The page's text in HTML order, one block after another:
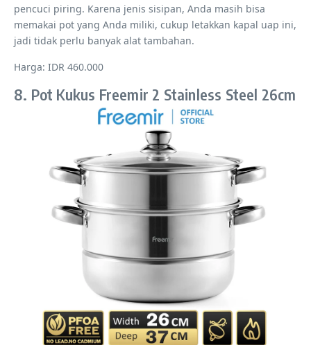
pencuci piring. Karena jenis sisipan, Anda masih bisa
memakai pot yang Anda miliki, cukup letakkan kapal uap ini,
jadi tidak perlu banyak alat tambahan.
Harga: IDR 460.000
8. Pot Kukus Freemir 2 Stainless Steel 26cm